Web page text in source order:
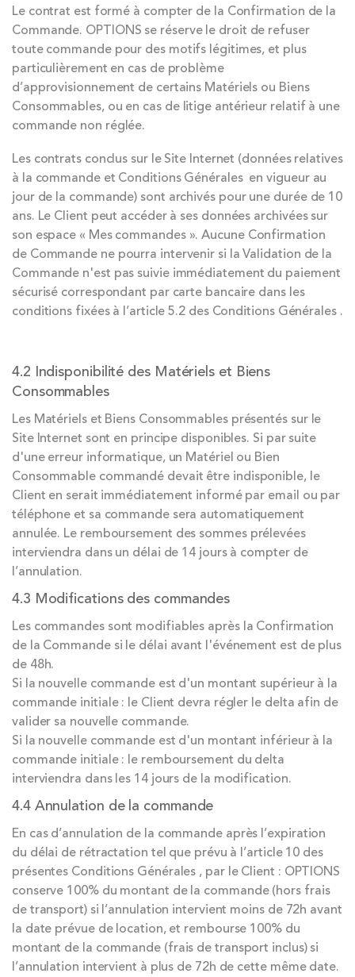
Le contrat est formé à compter de la Confirmation de la
Commande. OPTIONS se réserve le droit de refuser
toute commande pour des motifs légitimes, et plus
particulièrement en cas de problème
d’approvisionnement de certains Matériels ou Biens
Consommables, ou en cas de litige antérieur relatif à une
commande non réglée.
Les contrats conclus sur le Site Internet (données relatives
à la commande et Conditions Générales en vigueur au
jour de la commande) sont archivés pour une durée de 10
ans. Le Client peut accéder à ses données archivées sur
son espace « Mes commandes ». Aucune Confirmation
de Commande ne pourra intervenir si la Validation de la
Commande n'est pas suivie immédiatement du paiement
sécurisé correspondant par carte bancaire dans les
conditions fixées à l’article 5.2 des Conditions Générales .
4.2 Indisponibilité des Matériels et Biens
Consommables
Les Matériels et Biens Consommables présentés sur le
Site Internet sont en principe disponibles. Si par suite
d'une erreur informatique, un Matériel ou Bien
Consommable commandé devait être indisponible, le
Client en serait immédiatement informé par email ou par
téléphone et sa commande sera automatiquement
annulée. Le remboursement des sommes prélevées
interviendra dans un délai de 14 jours à compter de
l’annulation.
4.3 Modifications des commandes
Les commandes sont modifiables après la Confirmation
de la Commande si le délai avant l'événement est de plus
de 48h.
Si la nouvelle commande est d'un montant supérieur à la
commande initiale : le Client devra régler le delta afin de
valider sa nouvelle commande.
Si la nouvelle commande est d'un montant inférieur à la
commande initiale : le remboursement du delta
interviendra dans les 14 jours de la modification.
4.4 Annulation de la commande
En cas d’annulation de la commande après l’expiration
du délai de rétractation tel que prévu à l’article 10 des
présentes Conditions Générales , par le Client : OPTIONS
conserve 100% du montant de la commande (hors frais
de transport) si l’annulation intervient moins de 72h avant
la date prévue de location, et rembourse 100% du
montant de la commande (frais de transport inclus) si
l’annulation intervient à plus de 72h de cette même date.